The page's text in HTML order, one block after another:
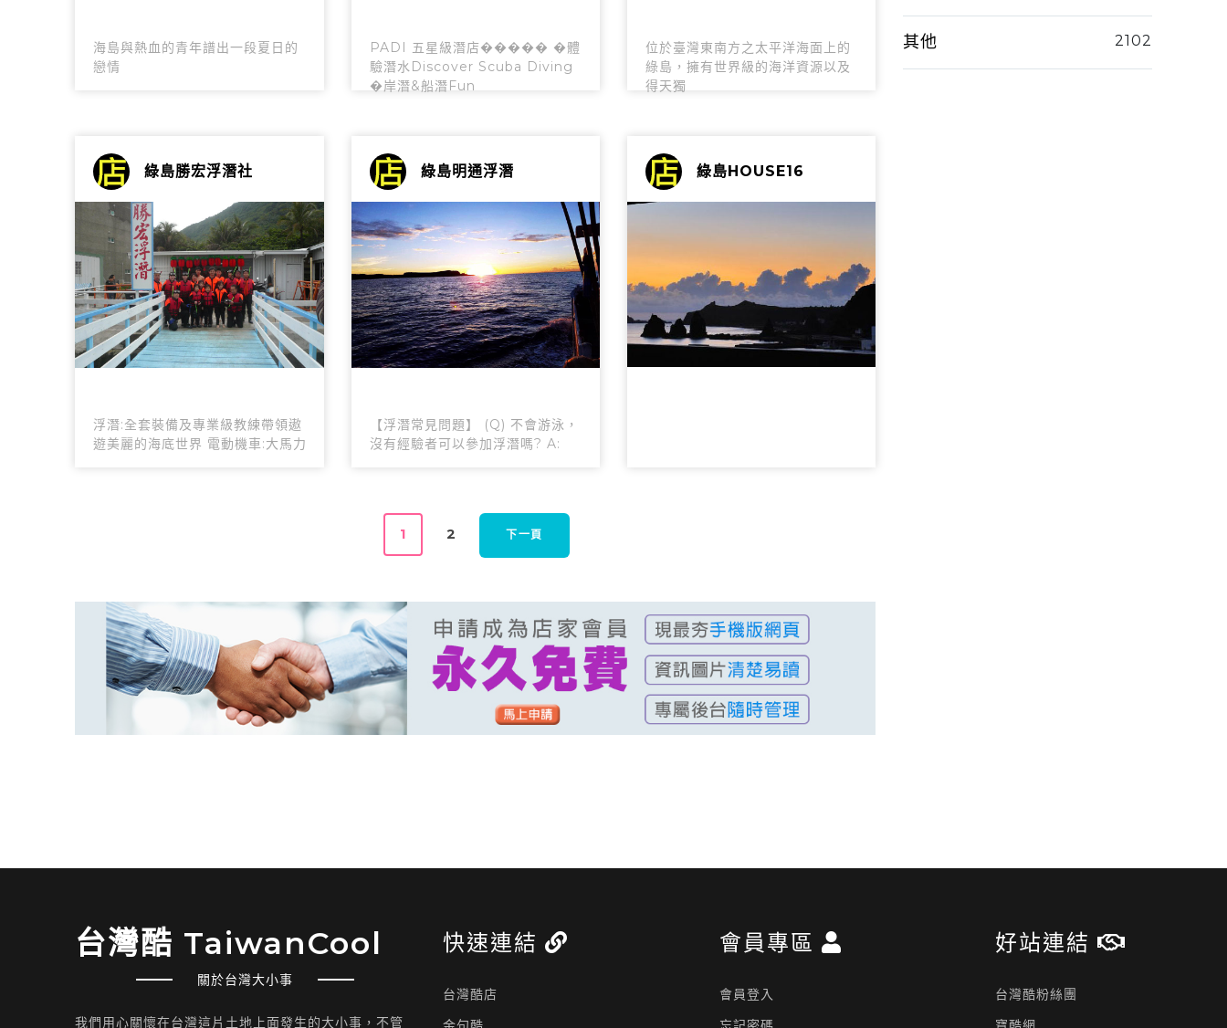
海島與熱血的青年譜出一段夏日的
戀情
PADI 五星級潛店����� �體
驗潛水Discover Scuba Diving
�岸潛&船潛Fun
位於臺灣東南方之太平洋海面上的
綠島，擁有世界級的海洋資源以及
得天獨
綠島勝宏浮潛社
浮潛:全套裝備及專業級教練帶領遨
遊美麗的海底世界 電動機車:大馬力
綠島明通浮潛
【浮潛常見問題】 (Q) 不會游泳，
沒有經驗者可以參加浮潛嗎? A:
綠島HOUSE16
1 2 下一頁
其他 2102
台灣酷 TaiwanCool
關於台灣大小事
我們用心關懷在台灣這片土地上面發生的大小事，不管
快速連結
台灣酷店
會員專區
會員登入
好站連結
台灣酷粉絲團